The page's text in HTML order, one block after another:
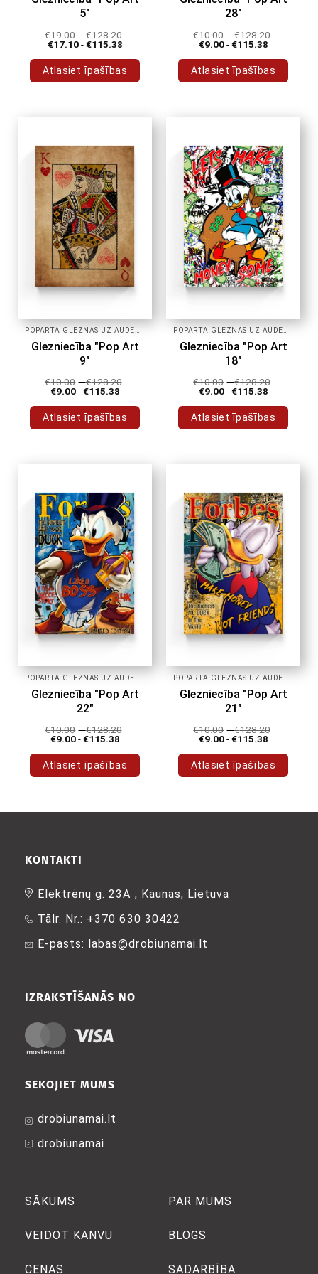
5"
€19.00 -€128.20
€17.10-€115.38
Atlasiet īpašības
varianti.
Variantus
var
izvēlēties
produkta
lapā
28"
€10.00 -€128.20
€9.00-€115.38
Atlasiet īpašības
varianti.
Variantus
var
izvēlēties
produkta
lapā
Glezniecība "Pop Art
9"
€10.00 -€128.20
€9.00-€115.38
Atlasiet īpašības
varianti.
Variantus
var
izvēlēties
produkta
lapā
Glezniecība "Pop Art
18"
€10.00 -€128.20
€9.00-€115.38
Atlasiet īpašības
varianti.
Variantus
var
izvēlēties
produkta
lapā
Glezniecība "Pop Art
22"
€10.00 -€128.20
€9.00-€115.38
Atlasiet īpašības
ir
izvēlēties
produkta
lapā
Glezniecība "Pop Art
21"
€10.00 -€128.20
€9.00-€115.38
Atlasiet īpašības
ir
SĀKUMS
VEIDOT KANVU
CENAS
PAR MUMS
BLOGS
SADARBĪBA
SEKOJIET MUMS
drobiunamai.lt
drobiunamai
IZRAKSTĪŠANĀS NO
KONTAKTI
Elektrėnų g. 23A , Kaunas, Lietuva
Tālr. Nr.: +370 630 30422
E-pasts: labas@drobiunamai.lt